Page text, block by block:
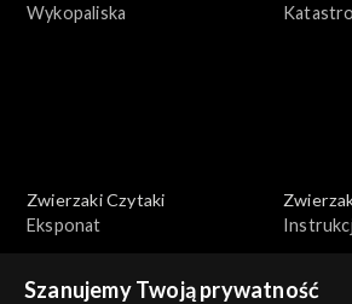
Wykopaliska
Zwierzaki Czytaki
Eksponat
Szanujemy Twoją prywatność